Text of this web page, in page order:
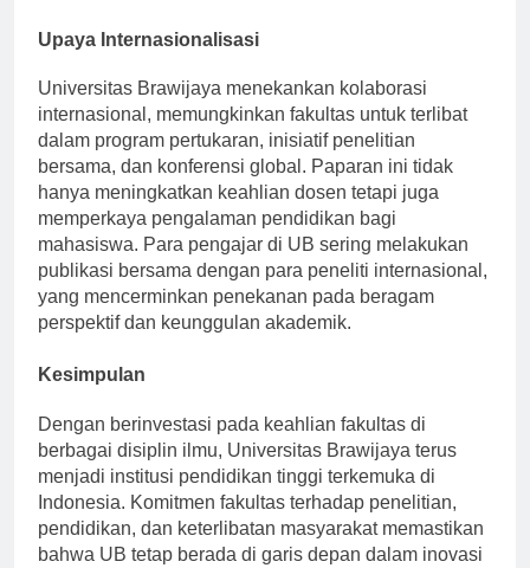
Upaya Internasionalisasi
Universitas Brawijaya menekankan kolaborasi
internasional, memungkinkan fakultas untuk terlibat
dalam program pertukaran, inisiatif penelitian
bersama, dan konferensi global. Paparan ini tidak
hanya meningkatkan keahlian dosen tetapi juga
memperkaya pengalaman pendidikan bagi
mahasiswa. Para pengajar di UB sering melakukan
publikasi bersama dengan para peneliti internasional,
yang mencerminkan penekanan pada beragam
perspektif dan keunggulan akademik.
Kesimpulan
Dengan berinvestasi pada keahlian fakultas di
berbagai disiplin ilmu, Universitas Brawijaya terus
menjadi institusi pendidikan tinggi terkemuka di
Indonesia. Komitmen fakultas terhadap penelitian,
pendidikan, dan keterlibatan masyarakat memastikan
bahwa UB tetap berada di garis depan dalam inovasi